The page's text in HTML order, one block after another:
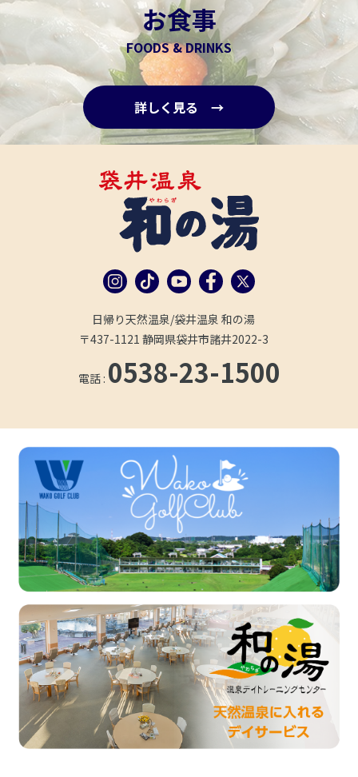
お食事
FOODS & DRINKS
詳しく見る →
日帰り天然温泉/袋井温泉 和の湯
〒437-1121 静岡県袋井市諸井2022-3
電話 : 0538-23-1500